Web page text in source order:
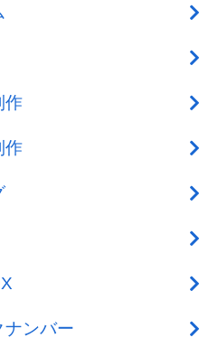
作
作
ナンバー